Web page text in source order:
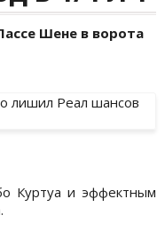
Шене в ворота
Куртуа и эффектным